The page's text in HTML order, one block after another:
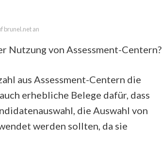
brunel.net an
Nutzung von Assessment-Centern?
aus Assessment-Centern die
erhebliche Belege dafür, dass
die Auswahl von
werden sollten, da sie